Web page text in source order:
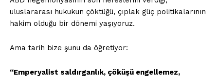
uluslararası hukukun çöktüğü, çıplak güç politikalarının
hakim olduğu bir dönemi yaşıyoruz.
Ama tarih bize şunu da öğretiyor:
“Emperyalist saldırganlık, çöküşü engellemez,